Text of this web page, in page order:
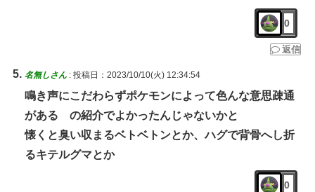
0
返信
名無しさん : 投稿日：2023/10/10(火) 12:34:54
鳴き声にこだわらずポケモンによって色んな意思疎通
がある の紹介でよかったんじゃないかと
懐くと臭い収まるベトベトンとか、ハグで背骨へし折
るキテルグマとか
0